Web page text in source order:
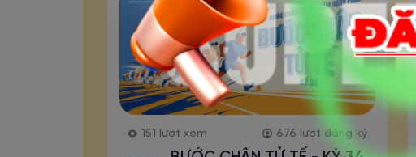
151 lượt xem 676 lượt đăng ký